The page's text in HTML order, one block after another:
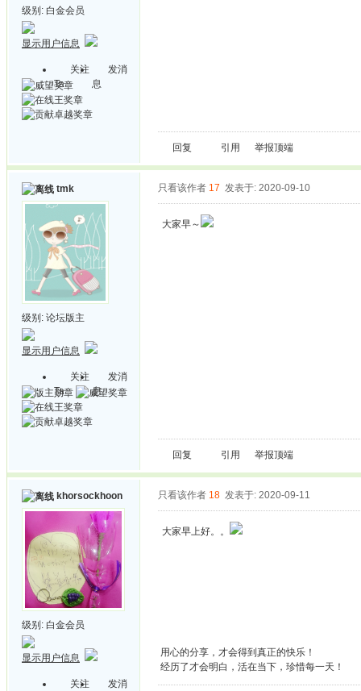
级别: 白金会员
显示用户信息
关注
Ta
发消
息
回复 引用 举报顶端
tmk
级别: 论坛版主
显示用户信息
关注
Ta
发消
息
只看该作者 17 发表于: 2020-09-10
大家早～
回复 引用 举报顶端
khorsockhoon
级别: 白金会员
显示用户信息
关注
发消
只看该作者 18 发表于: 2020-09-11
大家早上好。。
用心的分享，才会得到真正的快乐！
经历了才会明白，活在当下，珍惜每一天！